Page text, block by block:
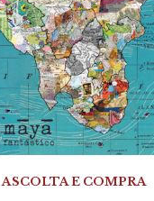
ASCOLTA E COMPRA